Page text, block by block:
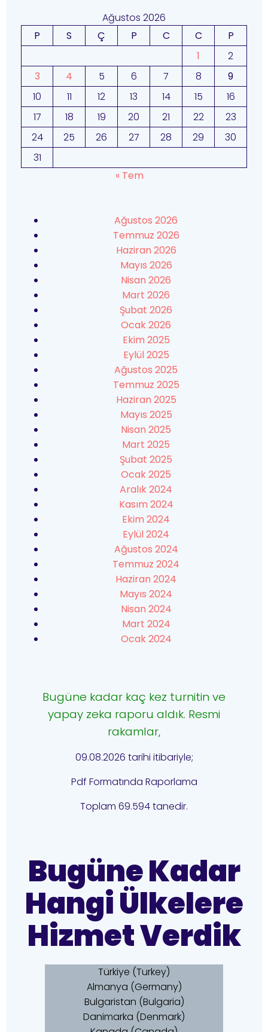
Ağustos 2026
P
S Ç P C C
P
1
2
3
4 5 6 7 8
9
10
11 12 13 14 15
16
17
18 19 20 21 22
23
24
25 26 27 28 29
30
31
« Tem
Ağustos 2026
Temmuz 2026
Haziran 2026
Mayıs 2026
Nisan 2026
Mart 2026
Şubat 2026
Ocak 2026
Ekim 2025
Eylül 2025
Ağustos 2025
Temmuz 2025
Haziran 2025
Mayıs 2025
Nisan 2025
Mart 2025
Şubat 2025
Ocak 2025
Aralık 2024
Kasım 2024
Ekim 2024
Eylül 2024
Ağustos 2024
Temmuz 2024
Haziran 2024
Mayıs 2024
Nisan 2024
Mart 2024
Ocak 2024
Bugüne kadar kaç kez turnitin ve
yapay zeka raporu aldık. Resmi
rakamlar,
09.08.2026 tarihi itibariyle;
Pdf Formatında Raporlama
Toplam 69.594 tanedir.
Bugüne Kadar
Hangi Ülkelere
Hizmet Verdik
Türkiye (Turkey)
Almanya (Germany)
Bulgaristan (Bulgaria)
Danimarka (Denmark)